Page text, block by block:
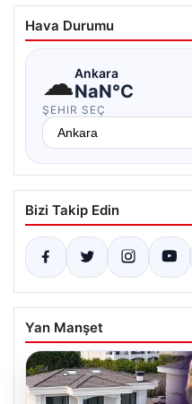
Hava Durumu
☁Ankara
NaN°C
ŞEHIR SEÇ
Bizi Takip Edin
Yan Manşet